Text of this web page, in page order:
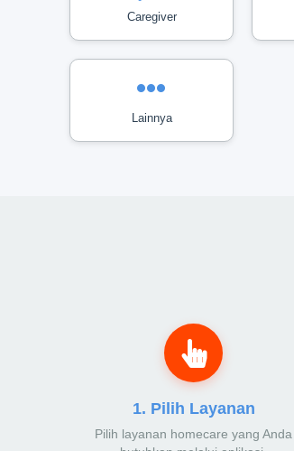
Caregiver
Lainnya
1. Pilih Layanan
Pilih layanan homecare yang Anda